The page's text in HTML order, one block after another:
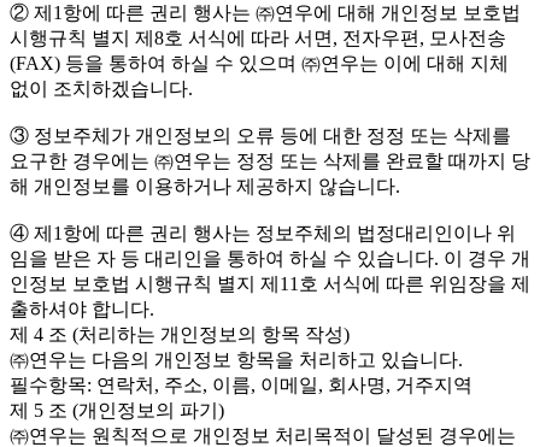
② 제1항에 따른 권리 행사는 ㈜연우에 대해 개인정보 보호법
시행규칙 별지 제8호 서식에 따라 서면, 전자우편, 모사전송
(FAX) 등을 통하여 하실 수 있으며 ㈜연우는 이에 대해 지체
없이 조치하겠습니다.
③ 정보주체가 개인정보의 오류 등에 대한 정정 또는 삭제를
요구한 경우에는 ㈜연우는 정정 또는 삭제를 완료할 때까지 당
해 개인정보를 이용하거나 제공하지 않습니다.
④ 제1항에 따른 권리 행사는 정보주체의 법정대리인이나 위
임을 받은 자 등 대리인을 통하여 하실 수 있습니다. 이 경우 개
인정보 보호법 시행규칙 별지 제11호 서식에 따른 위임장을 제
출하셔야 합니다.
제 4 조 (처리하는 개인정보의 항목 작성)
㈜연우는 다음의 개인정보 항목을 처리하고 있습니다.
필수항목: 연락처, 주소, 이름, 이메일, 회사명, 거주지역
제 5 조 (개인정보의 파기)
㈜연우는 원칙적으로 개인정보 처리목적이 달성된 경우에는